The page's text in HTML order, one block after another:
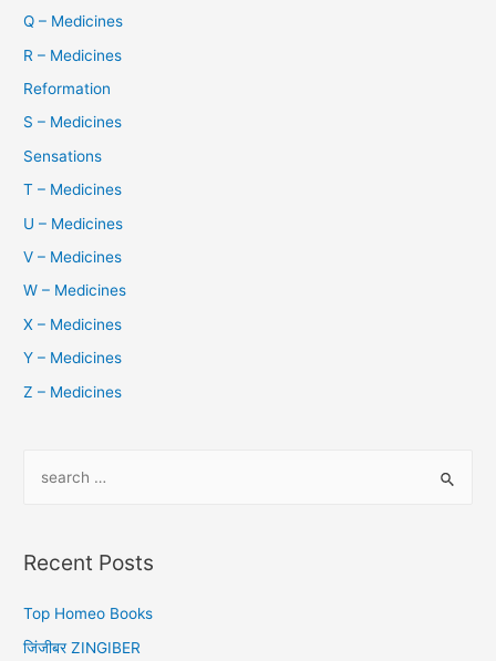
Q – Medicines
R – Medicines
Reformation
S – Medicines
Sensations
T – Medicines
U – Medicines
V – Medicines
W – Medicines
X – Medicines
Y – Medicines
Z – Medicines
r
h
f
Recent Posts
Top Homeo Books
जिंजीबर ZINGIBER